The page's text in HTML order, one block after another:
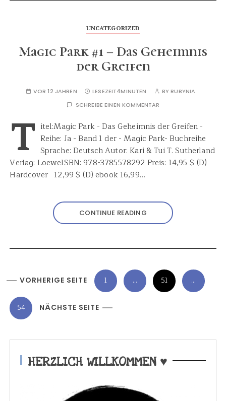
UNCATEGORIZED
Magic Park #1 – Das Geheimnis
der Greifen
VOR 12 JAHREN LESEZEIT4MINUTEN BYRUBYNIA
SCHREIBE EINEN KOMMENTAR
T itel:Magic Park - Das Geheimnis der Greifen -
Reihe: Ja - Band 1 der - Magic Park- Buchreihe
Sprache: Deutsch Autor: Kari & Tui T. Sutherland
Verlag: LoeweISBN: 978-3785578292 Preis: 14,95 $ (D)
Hardcover 12,99 $ (D) ebook 16,99…
CONTINUE READING
i
t
e
VORHERIGE SEITE 1 … 51 …
54 NÄCHSTE SEITE
HERZLICH WILLKOMMEN ♥